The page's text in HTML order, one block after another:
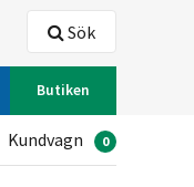
Butiken
Sök
Kundvagn 0